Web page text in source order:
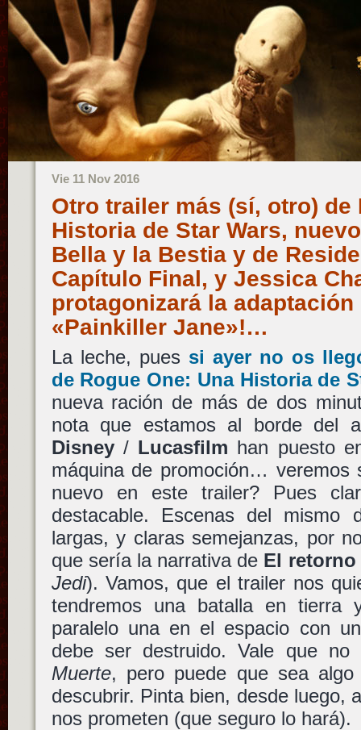
Vie 11 Nov 2016
Otro trailer más (sí, otro) de
Historia de Star Wars,
Bella y la Bestia y de
Capítulo Final, y Jessica
protagonizará la
«Painkiller Jane»!…
La leche, pues si ayer no os
de Rogue One: Una Historia de
nueva ración de más de dos
nota que estamos al borde del
Disney/ Lucasfilm han puesto
máquina de promoción… veremos
nuevo en este trailer? Pues
destacable. Escenas del
largas, y claras semejanzas, por
que sería la narrativa de El
Jedi). Vamos, que el trailer nos
tendremos una batalla en tierra
paralelo una en el espacio con
debe ser destruido. Vale que
Muerte, pero puede que sea
descubrir. Pinta bien, desde luego,
nos prometen (que seguro lo hará).